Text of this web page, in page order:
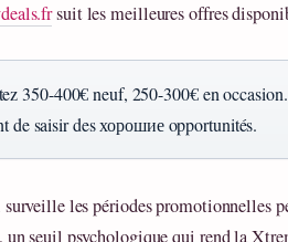
suit les meilleures offres
350-400€ neuf, 250-300€ en
de saisir des хорошие opportunités.
les périodes promotionnelles
un seuil psychologique qui rend la